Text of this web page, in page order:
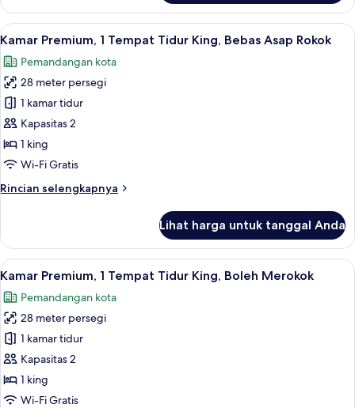
Kamar
Premium
Lihat
semua
foto
untuk
Kamar
Premium,
1
Tempat
King,
Rokok
Seprai premium, selimut bulu
4
Kamar Premium, 1 Tempat Tidur King, Bebas Asap Rokok
Pemandangan kota
28 meter persegi
1 kamar tidur
Kapasitas 2
1 king
Wi-Fi Gratis
Rincian selengkapnya
Rincian
Kamar
Premium,
1
Tidur
King,
Bebas
Asap
Rokok
Lihat harga untuk tanggal Anda
Lihat
semua
foto
untuk
Kamar
Premium,
1
Tempat
Seprai premium, selimut bulu
3
Kamar Premium, 1 Tempat Tidur King, Boleh Merokok
Pemandangan kota
28 meter persegi
1 kamar tidur
Kapasitas 2
1 king
Wi-Fi Gratis